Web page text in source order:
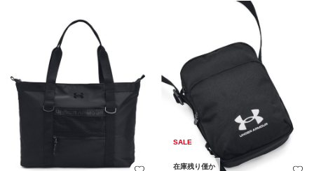
SALE
在庫残り僅か